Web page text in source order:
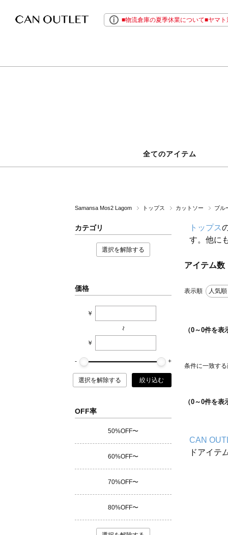
■物流倉庫の夏季休業について■ヤマ
全てのアイテム
Samansa Mos2 Lagom トップス カットソー ブル
カテゴリ
選択を解除する
価格
￥
~
￥
選択を解除する 絞り込む
OFF率
50%OFF〜
60%OFF〜
70%OFF〜
80%OFF〜
トップス
す。他に
アイテム数
表示順 人気順
（0～0件を表
条件に一致す
（0～0件を表
CAN
ドアイテ